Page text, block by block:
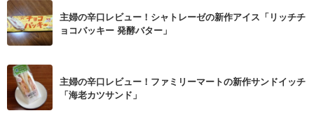
主婦の辛口レビュー！シャトレーゼの新作アイス「リッチチ
ョコバッキー 発酵バター」
主婦の辛口レビュー！ファミリーマートの新作サンドイッチ
「海老カツサンド」